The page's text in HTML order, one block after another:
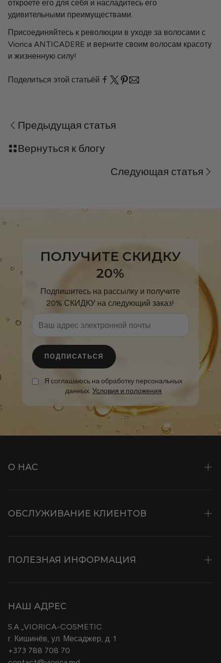
откроете его для себя и насладитесь его
удивительными преимуществами.
Присоединяйтесь к революции в уходе за волосами с
Viorica ANTICADERE и верните своим волосам красоту
и жизненную силу!
Поделиться этой статьёй
Предыдущая статья
Вернуться к блогу
Следующая статья
ПОЛУЧИТЕ СКИДКУ
20%
Подпишитесь на рассылку и получите
20% СКИДКУ на следующий заказ!
ПОДПИСАТЬСЯ
Я соглашаюсь на обработку персональных
данных.Условия и положения
О НАС
Ингредиенты
Музей Красоты
ОБСЛУЖИВАНИЕ КЛИЕНТОВ
Специализированные журналы
B2B
Cosmeplant
ПОЛЕЗНАЯ ИНФОРМАЦИЯ
Политика конфиденциальности
Условия и положения
Политика Возврата Товаров
НАШ АДРЕС
S.A „VIORICA-COSMETIC
г. Кишинёв, ул. Месаджер, д. 1
+373 788 708 70